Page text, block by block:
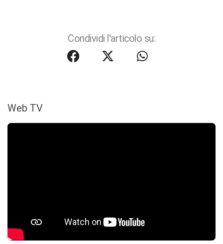
Condividi l'articolo su:
Web TV